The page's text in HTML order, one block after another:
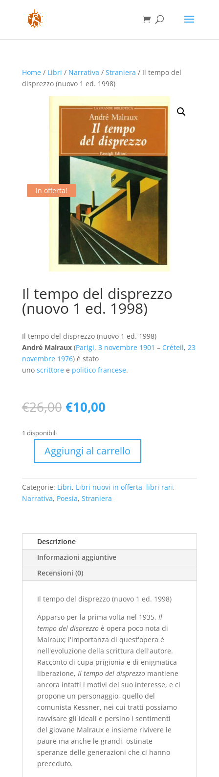
Home/ Libri / Narrativa / Straniera / Il tempo del
disprezzo (nuovo 1 ed. 1998)
In offerta!
Il tempo del disprezzo
(nuovo 1 ed. 1998)
Il tempo del disprezzo (nuovo 1 ed. 1998)
André Malraux(Parigi, 3 novembre 1901 – Créteil, 23
novembre 1976) è stato
uno scrittoree politico francese.
€26,00 Il
prezzo
era:
€26,00.
€10,00Il
è:
€10,00.
1 disponibili
del
disprezzo
(nuovo
1998)
quantità
Aggiungi al carrello
Categorie: Libri, Libri nuovi in offerta, libri rari,
Narrativa, Poesia, Straniera
Descrizione
Informazioni aggiuntive
Recensioni (0)
Il tempo del disprezzo (nuovo 1 ed. 1998)
Apparso per la prima volta nel 1935, Il
tempo del disprezzoè opera poco nota di
Malraux; l'importanza di quest'opera è
nell'evoluzione della scrittura dell'autore.
Racconto di cupa prigionia e di enigmatica
liberazione, Il tempo del disprezzomantiene
ancora intatti i motivi del suo interesse, e ci
propone un personaggio, quello del
comunista Kessner, nei cui tratti possiamo
ravvisare gli ideali e persino i sentimenti
del giovane Malraux e insieme rivivere le
paure ma anche le grandi, ostinate
speranze delle generazioni che ci hanno
preceduto.